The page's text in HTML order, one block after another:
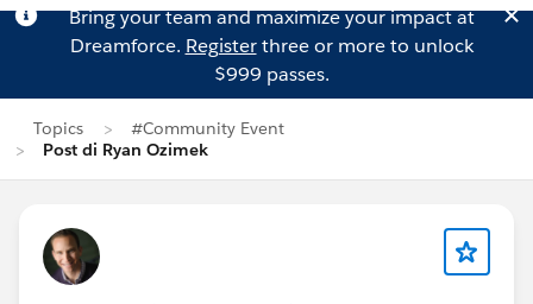
Bring your team and maximize your impact at
Dreamforce. Registerthree or more to unlock
$999 passes.
Topics
#Community Event
Post di Ryan Ozimek